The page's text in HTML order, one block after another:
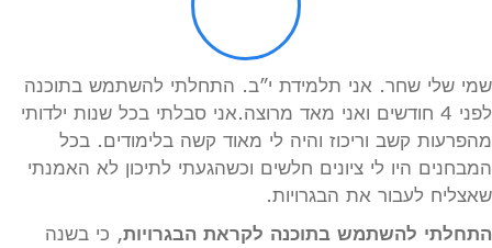
שמי שלי שחר. אני תלמידת י”ב. התחלתי להשתמש בתוכנה
לפני 4 חודשים ואני מאד מרוצה.אני סבלתי בכל שנות ילדותי
מהפרעות קשב וריכוז והיה לי מאוד קשה בלימודים. בכל
המבחנים היו לי ציונים חלשים וכשהגעתי לתיכון לא האמנתי
שאצליח לעבור את הבגרויות.
התחלתי להשתמש בתוכנה לקראת הבגרויות, כי בשנה